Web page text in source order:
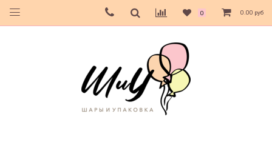
0 0.00 руб